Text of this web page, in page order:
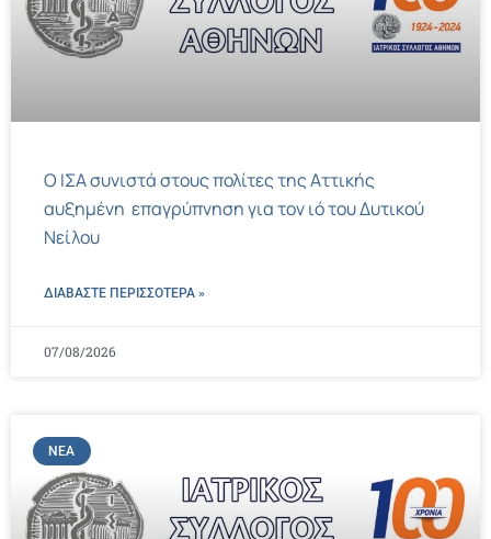
Ο ΙΣΑ συνιστά στους πολίτες της Αττικής
αυξημένη επαγρύπνηση για τον ιό του Δυτικού
Νείλου
ΔΙΑΒΑΣΤΕ ΠΕΡΙΣΣΌΤΕΡΑ »
07/08/2026
ΝΈΑ